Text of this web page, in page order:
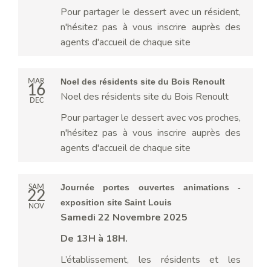
Pour partager le dessert avec un résident,
n'hésitez pas à vous inscrire auprès des
agents d'accueil de chaque site
MAR
16
DEC
Noel des résidents site du Bois Renoult
Noel des résidents site du Bois Renoult
Pour partager le dessert avec vos proches,
n'hésitez pas à vous inscrire auprès des
agents d'accueil de chaque site
SAM
22
NOV
Journée portes ouvertes animations -
exposition site Saint Louis
Samedi 22 Novembre 2025
De 13H à 18H.
L’établissement, les résidents et les